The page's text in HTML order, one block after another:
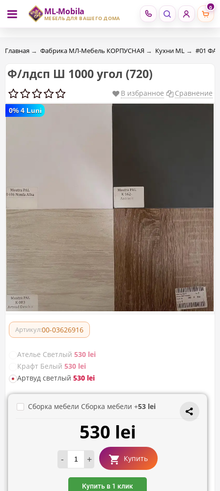
ML-Mobila
МЕБЕЛЬ ДЛЯ ВАШЕГО ДОМА
0
RU RO
Главная → Фабрика МЛ-Мебель КОРПУСНАЯ → Кухни ML → #01
Ф/лдсп Ш 1000 угол (720)
В избранное Сравнение
0% 4 Luni
Артикул:00-03626916
Ателье Светлый 530 lei
Крафт Белый 530 lei
Артвуд светлый 530 lei
Сборка мебели Сборка мебели +53 lei
530 lei
- + Купить
Купить в 1 клик